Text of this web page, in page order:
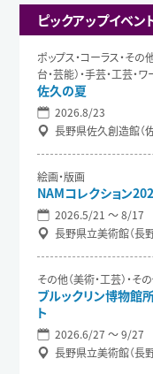
ピックアップイベン
ポップス・コーラス・その
台・芸能）・手芸・工芸・
佐久の夏
2026.8/23
長野県佐久創造館（
絵画・版画
NAMコレクション
2026.5/21 〜 8/17
長野県立美術館（長
その他（美術・工芸）・そ
ブルックリン博物館
ト
2026.6/27 〜 9/27
長野県立美術館（長